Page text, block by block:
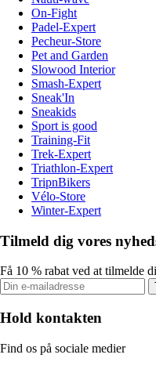
On-Fight
Padel-Expert
Pecheur-Store
Pet and Garden
Slowood Interior
Smash-Expert
Sneak'In
Sneakids
Sport is good
Training-Fit
Trek-Expert
Triathlon-Expert
TripnBikers
Vélo-Store
Winter-Expert
Tilmeld dig vores
Få 10 % rabat ved at tilmelde
Hold kontakten
Find os på sociale medier